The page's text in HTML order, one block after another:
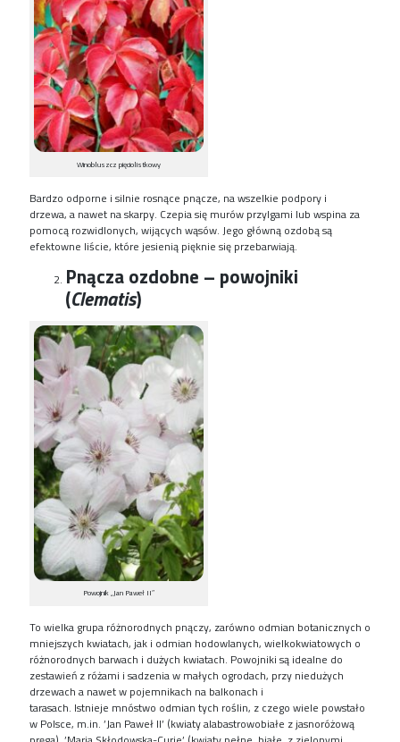
Winobluszcz pięciolistkowy
Bardzo odporne i silnie rosnące pnącze, na wszelkie podpory i
drzewa, a nawet na skarpy. Czepia się murów przylgami lub wspina za
pomocą rozwidlonych, wijących wąsów. Jego główną ozdobą są
efektowne liście, które jesienią pięknie się przebarwiają.
Pnącza ozdobne – powojniki
(Clematis)
Powojnik „Jan Paweł II”
To wielka grupa różnorodnych pnączy, zarówno odmian botanicznych o
mniejszych kwiatach, jak i odmian hodowlanych, wielkokwiatowych o
różnorodnych barwach i dużych kwiatach. Powojniki są idealne do
zestawień z różami i sadzenia w małych ogrodach, przy niedużych
drzewach a nawet w pojemnikach na balkonach i
tarasach. Istnieje mnóstwo odmian tych roślin, z czego wiele powstało
w Polsce, m.in. ’Jan Paweł II’ (kwiaty alabastrowobiałe z jasnoróżową